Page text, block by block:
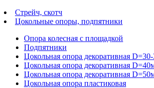
Стрейч, скотч
Цокольные опоры, подпятники
Опора колесная с площадкой
Подпятники
Цокольная опора декоративная
Цокольная опора декоративная
Цокольная опора декоративная
Цокольная опора пластиковая